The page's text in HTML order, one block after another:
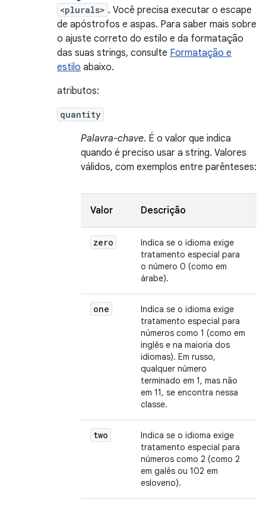
<plurals> . Você precisa executar o escape
de apóstrofos e aspas. Para saber mais sobre
o ajuste correto do estilo e da formatação
das suas strings, consulte Formatação e
estilo abaixo.
atributos:
quantity
Palavra-chave. É o valor que indica
quando é preciso usar a string. Valores
válidos, com exemplos entre parênteses:
Valor Descrição
zero
Indica se o idioma exige
tratamento especial para
o número 0 (como em
árabe).
one
Indica se o idioma exige
tratamento especial para
números como 1 (como em
inglês e na maioria dos
idiomas). Em russo,
qualquer número
terminado em 1, mas não
em 11, se encontra nessa
classe.
two
Indica se o idioma exige
tratamento especial para
números como 2 (como 2
em galês ou 102 em
esloveno).